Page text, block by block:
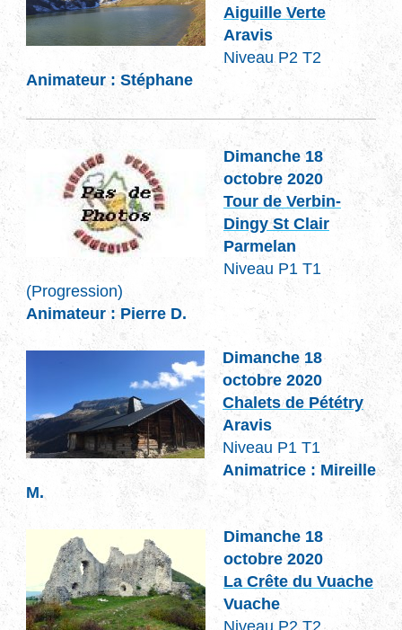
Aiguille Verte
Aravis
Niveau P2 T2
Animateur : Stéphane
Dimanche 18
octobre 2020
Tour de Verbin-
Dingy St Clair
Parmelan
Niveau P1 T1
(Progression)
Animateur : Pierre D.
Dimanche 18
octobre 2020
Chalets de Pététry
Aravis
Niveau P1 T1
Animatrice : Mireille
M.
Dimanche 18
octobre 2020
La Crête du Vuache
Vuache
Niveau P2 T2